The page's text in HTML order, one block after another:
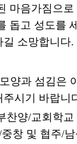
마음가짐으
돕고 성도를
길 소망합니다.
양과 섬김은
주시기 바랍니
찬양/교회학
창 및 협주/